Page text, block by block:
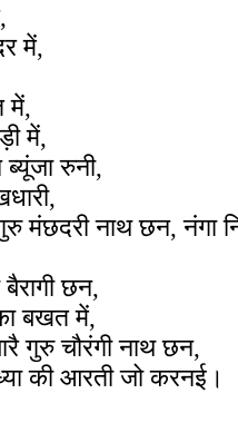
में,
में,
में,
ब्यूंजा रुनी,
मंछदरी नाथ छन, नंगा
छन,
बखत में,
गुरु चौरंगी नाथ छन,
की आरती जो करनई।